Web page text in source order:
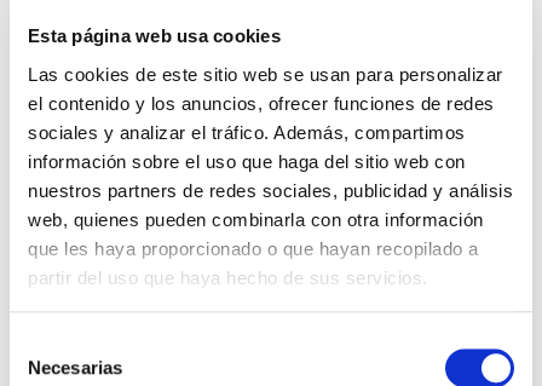
Esta página web usa cookies
Las cookies de este sitio web se usan para personalizar
el contenido y los anuncios, ofrecer funciones de redes
sociales y analizar el tráfico. Además, compartimos
información sobre el uso que haga del sitio web con
nuestros partners de redes sociales, publicidad y análisis
web, quienes pueden combinarla con otra información
que les haya proporcionado o que hayan recopilado a
partir del uso que haya hecho de sus servicios.
Necesarias
85,00 €